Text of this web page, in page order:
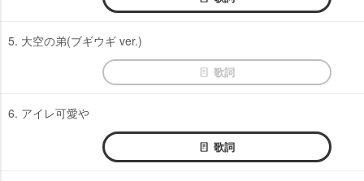
5. 大空の弟(ブギウギ ver.)
歌詞
6. アイレ可愛
歌詞